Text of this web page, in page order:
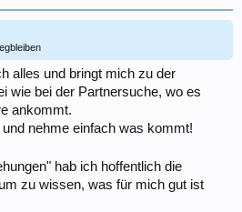
alles und bringt mich zu der
wie bei der Partnersuche, wo es
ankommt.
nehme einfach was kommt!
hab ich hoffentlich die
zu wissen, was für mich gut ist